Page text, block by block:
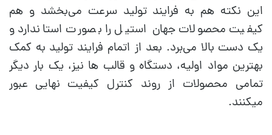
این نکته هم به فرایند تولید سرعت می‌بخشد و هم
کیفیت محصولات جهان استیل را بصورت استاندارد و
یک دست بالا می‌برد. بعد از اتمام فرایند تولید به کمک
بهترین مواد اولیه، دستگاه و قالب ها نیز، یک بار دیگر
تمامی محصولات از روند کنترل کیفیت نهایی عبور
میکنند.